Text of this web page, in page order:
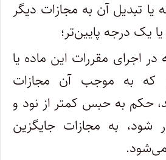
یا تبدیل آن به مجازات دیگر
یک درجه پایین‌تر؛
در اجرای مقررات این ماده یا
که به موجب آن مجازات
حکم به حبس کمتر از نود و
شود، به مجازات جایگزین